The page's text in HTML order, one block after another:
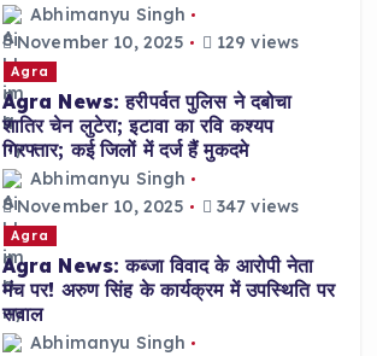
Abhimanyu Singh
November 10, 2025
129 views
Agra
Agra News: हरीपर्वत पुलिस ने दबोचा
शातिर चेन लुटेरा; इटावा का रवि कश्यप
गिरफ्तार; कई जिलों में दर्ज हैं मुकदमे
Abhimanyu Singh
November 10, 2025
347 views
Agra
Agra News: कब्जा विवाद के आरोपी नेता
मंच पर! अरुण सिंह के कार्यक्रम में उपस्थिति पर
सवाल
Abhimanyu Singh